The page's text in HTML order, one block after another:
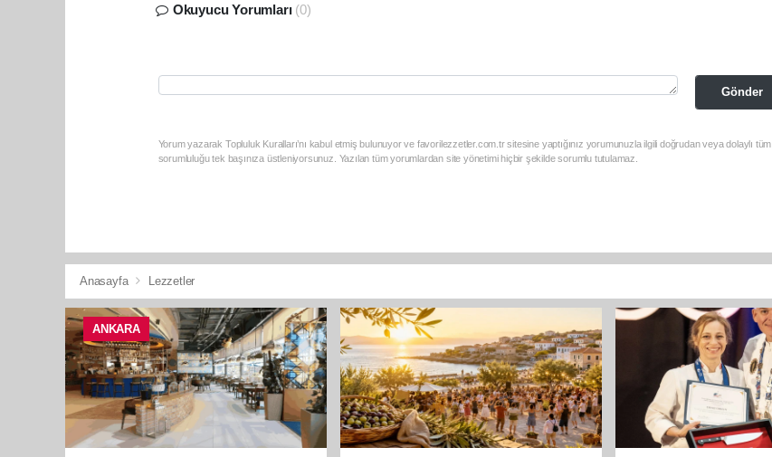
Okuyucu Yorumları (0)
Gönder
Yorum yazarak Topluluk Kuralları’nı kabul etmiş bulunuyor ve favorilezzetler.com.tr sitesine yaptığınız yorumunuzla ilgili doğrudan veya dolaylı tüm
sorumluluğu tek başınıza üstleniyorsunuz. Yazılan tüm yorumlardan site yönetimi hiçbir şekilde sorumlu tutulamaz.
Anasayfa Lezzetler
ANKARA